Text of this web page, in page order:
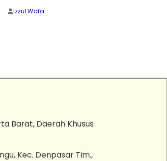
Izzul Wafa
Barat, Daerah Khusus
Kec. Denpasar Tim.,